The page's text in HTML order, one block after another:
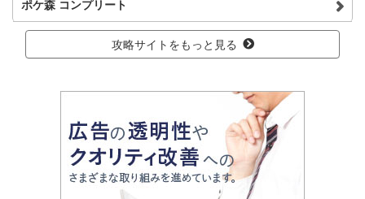
ポケ森 コンプリート
攻略サイトをもっと見る